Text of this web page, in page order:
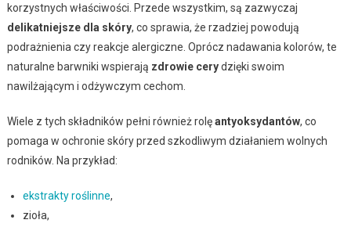
korzystnych właściwości. Przede wszystkim, są zazwyczaj
delikatniejsze dla skóry, co sprawia, że rzadziej powodują
podrażnienia czy reakcje alergiczne. Oprócz nadawania kolorów, te
naturalne barwniki wspierają zdrowie cerydzięki swoim
nawilżającym i odżywczym cechom.
Wiele z tych składników pełni również rolęantyoksydantów, co
pomaga w ochronie skóry przed szkodliwym działaniem wolnych
rodników. Na przykład:
ekstrakty roślinne,
zioła,